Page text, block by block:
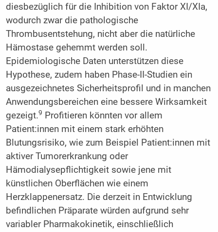
diesbezüglich für die Inhibition von Faktor XI/XIa,
wodurch zwar die pathologische
Thrombusentstehung, nicht aber die natürliche
Hämostase gehemmt werden soll.
Epidemiologische Daten unterstützen diese
Hypothese, zudem haben Phase-II-Studien ein
ausgezeichnetes Sicherheitsprofil und in manchen
Anwendungsbereichen eine bessere Wirksamkeit
gezeigt.9 Profitieren könnten vor allem
Patient:innen mit einem stark erhöhten
Blutungsrisiko, wie zum Beispiel Patient:innen mit
aktiver Tumorerkrankung oder
Hämodialysepflichtigkeit sowie jene mit
künstlichen Oberflächen wie einem
Herzklappenersatz. Die derzeit in Entwicklung
befindlichen Präparate würden aufgrund sehr
variabler Pharmakokinetik, einschließlich